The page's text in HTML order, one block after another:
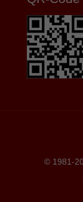
© 1981-